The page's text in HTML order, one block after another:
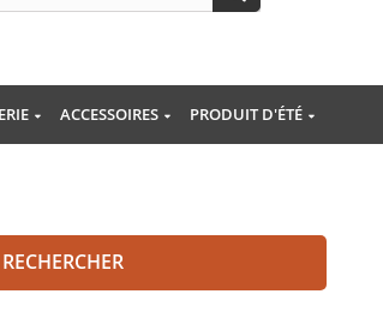
ACCESSOIRES PRODUIT D'ÉTÉ
RECHERCHER